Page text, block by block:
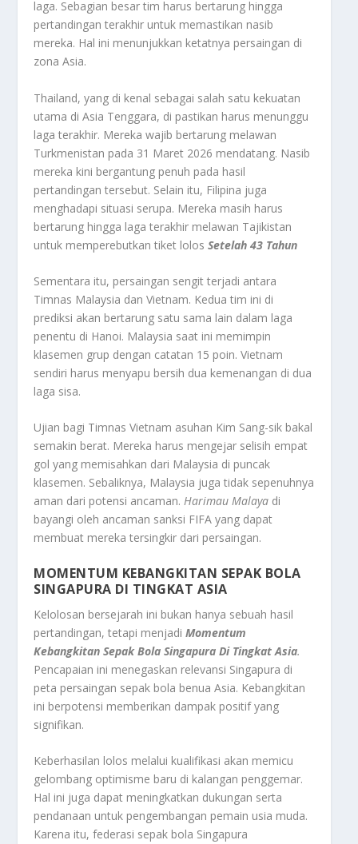
laga. Sebagian besar tim harus bertarung hingga
pertandingan terakhir untuk memastikan nasib
mereka. Hal ini menunjukkan ketatnya persaingan di
zona Asia.
Thailand, yang di kenal sebagai salah satu kekuatan
utama di Asia Tenggara, di pastikan harus menunggu
laga terakhir. Mereka wajib bertarung melawan
Turkmenistan pada 31 Maret 2026 mendatang. Nasib
mereka kini bergantung penuh pada hasil
pertandingan tersebut. Selain itu, Filipina juga
menghadapi situasi serupa. Mereka masih harus
bertarung hingga laga terakhir melawan Tajikistan
untuk memperebutkan tiket lolosSetelah 43 Tahun
Sementara itu, persaingan sengit terjadi antara
Timnas Malaysia dan Vietnam. Kedua tim ini di
prediksi akan bertarung satu sama lain dalam laga
penentu di Hanoi. Malaysia saat ini memimpin
klasemen grup dengan catatan 15 poin. Vietnam
sendiri harus menyapu bersih dua kemenangan di dua
laga sisa.
Ujian bagi Timnas Vietnam asuhan Kim Sang-sik bakal
semakin berat. Mereka harus mengejar selisih empat
gol yang memisahkan dari Malaysia di puncak
klasemen. Sebaliknya, Malaysia juga tidak sepenuhnya
aman dari potensi ancaman.Harimau Malaya di
bayangi oleh ancaman sanksi FIFA yang dapat
membuat mereka tersingkir dari persaingan.
MOMENTUM KEBANGKITAN SEPAK BOLA
SINGAPURA DI TINGKAT ASIA
Kelolosan bersejarah ini bukan hanya sebuah hasil
pertandingan, tetapi menjadiMomentum
Kebangkitan Sepak Bola Singapura Di Tingkat Asia.
Pencapaian ini menegaskan relevansi Singapura di
peta persaingan sepak bola benua Asia. Kebangkitan
ini berpotensi memberikan dampak positif yang
signifikan.
Keberhasilan lolos melalui kualifikasi akan memicu
gelombang optimisme baru di kalangan penggemar.
Hal ini juga dapat meningkatkan dukungan serta
pendanaan untuk pengembangan pemain usia muda.
Karena itu, federasi sepak bola Singapura